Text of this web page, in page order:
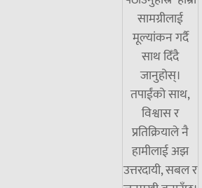
सामग्रीलाई
मूल्यांकन गर्दै
साथ दिँदै
जानुहोस्।
तपाईंको साथ,
विश्वास र
प्रतिक्रियाले नै
हामीलाई अझ
उत्तरदायी, सबल र